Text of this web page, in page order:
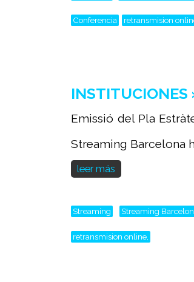
Conferencia retransmision
Emissió del Pla
Streaming Barcelona
leer más
Streaming Streaming
retransmision online,